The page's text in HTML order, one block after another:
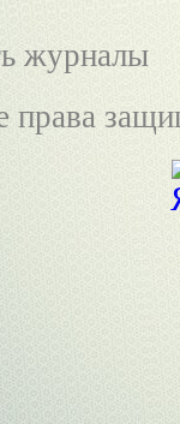
журналы
права